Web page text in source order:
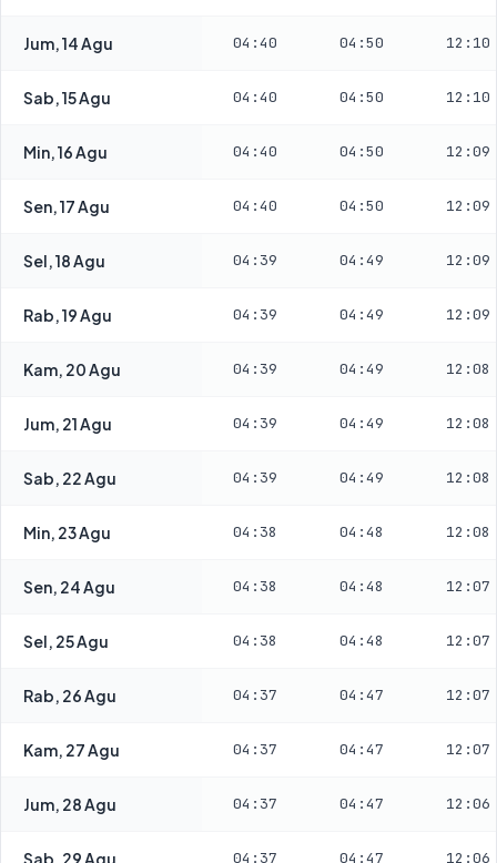
Jum, 14 Agu 04:40 04:50 12:10
Sab, 15 Agu 04:40 04:50 12:10
Min, 16 Agu 04:40 04:50 12:09
Sen, 17 Agu 04:40 04:50 12:09
Sel, 18 Agu 04:39 04:49 12:09
Rab, 19 Agu 04:39 04:49 12:09
Kam, 20 Agu 04:39 04:49 12:08
Jum, 21 Agu 04:39 04:49 12:08
Sab, 22 Agu 04:39 04:49 12:08
Min, 23 Agu 04:38 04:48 12:08
Sen, 24 Agu 04:38 04:48 12:07
Sel, 25 Agu 04:38 04:48 12:07
Rab, 26 Agu 04:37 04:47 12:07
Kam, 27 Agu 04:37 04:47 12:07
Jum, 28 Agu 04:37 04:47 12:06
Sab, 29 Agu 04:37 04:47 12:06